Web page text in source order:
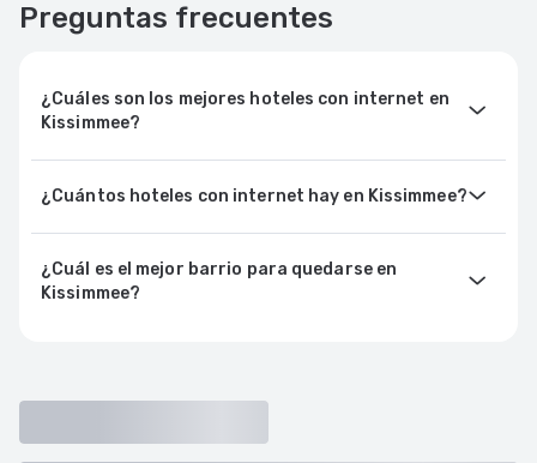
Preguntas frecuentes
¿Cuáles son los mejores hoteles con internet en
Kissimmee?
¿Cuántos hoteles con internet hay en Kissimmee?
¿Cuál es el mejor barrio para quedarse en
Kissimmee?